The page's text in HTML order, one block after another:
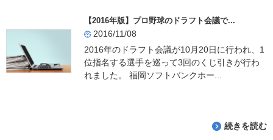
【2016年版】プロ野球のドラフト会議で...
2016/11/08
2016年のドラフト会議が10月20日に行われ、1
位指名する選手を巡って3回のくじ引きが行わ
れました。 福岡ソフトバンクホー...
続きを読む